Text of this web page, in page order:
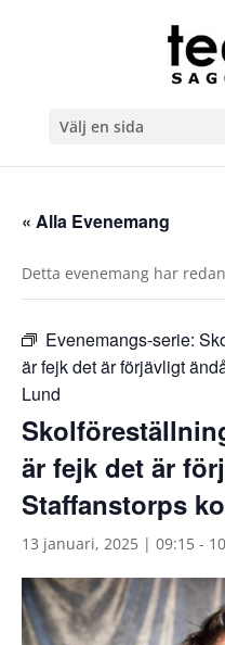
Välj en sida
« Alla Evenemang
Detta evenemang har
Evenemangs-serie:
är fejk det är förjävligt
Lund
är fejk det är
Staffanstorps
13 januari, 2025 | 09:15 -